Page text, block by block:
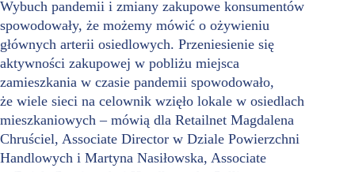
Wybuch pandemii i zmiany zakupowe konsumentów
spowodowały, że możemy mówić o ożywieniu
głównych arterii osiedlowych. Przeniesienie się
aktywności zakupowej w pobliżu miejsca
zamieszkania w czasie pandemii spowodowało,
że wiele sieci na celownik wzięło lokale w osiedlach
mieszkaniowych – mówią dla Retailnet Magdalena
Chruściel, Associate Director w Dziale Powierzchni
Handlowych i Martyna Nasiłowska, Associate